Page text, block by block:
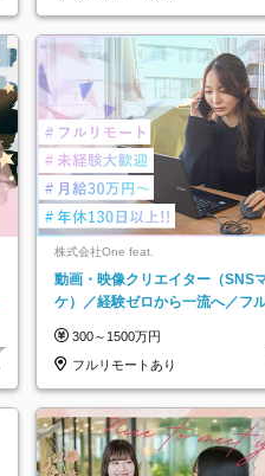
株式会社One feat.
動画・映像クリエイター（SNS
ケ）／経験ゼロから一流へ／フ
日以上
300～1500万円
フルリモートあり